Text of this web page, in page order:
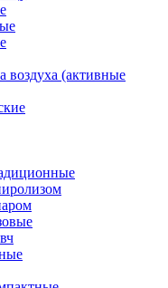
воздуха (активные